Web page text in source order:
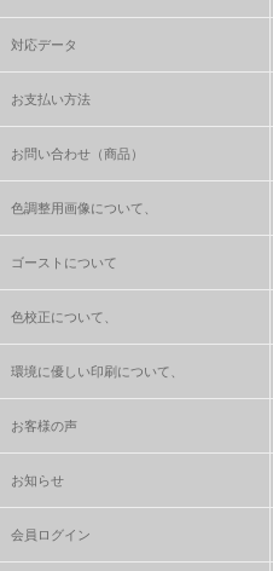
対応データ
お支払い方法
お問い合わせ（商品）
色調整用画像について、
ゴーストについて
色校正について、
環境に優しい印刷について、
お客様の声
お知らせ
会員ログイン